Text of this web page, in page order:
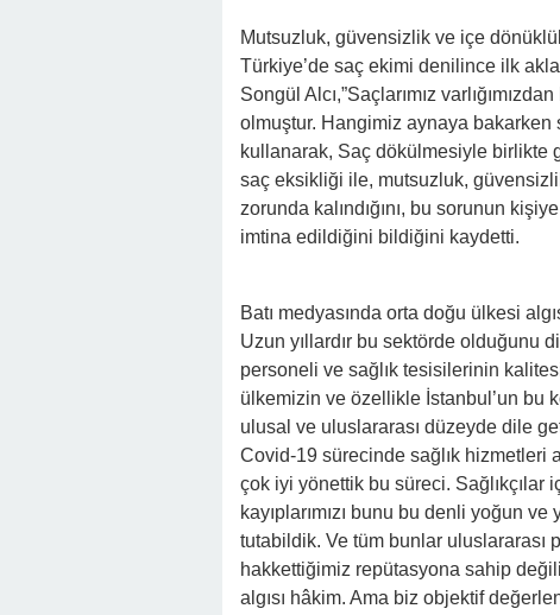
Mutsuzluk, güvensizlik ve içe
Türkiye’de saç ekimi denilince ilk
Songül Alcı,”Saçlarımız
olmuştur. Hangimiz aynaya bakarken
kullanarak, Saç dökülmesiyle birlikte
saç eksikliği ile, mutsuzluk,
zorunda kalındığını, bu sorunun
imtina edildiğini bildiğini kaydetti.
Batı medyasında orta doğu ülkesi
Uzun yıllardır bu sektörde olduğunu
personeli ve sağlık tesisilerinin
ülkemizin ve özellikle İstanbul’un bu
ulusal ve uluslararası düzeyde dile
Covid-19 sürecinde sağlık hizmetleri
çok iyi yönettik bu süreci. Sağlıkçılar
kayıplarımızı bunu bu denli yoğun
tutabildik. Ve tüm bunlar uluslararası
hakkettiğimiz repütasyona sahip
algısı hâkim. Ama biz objektif